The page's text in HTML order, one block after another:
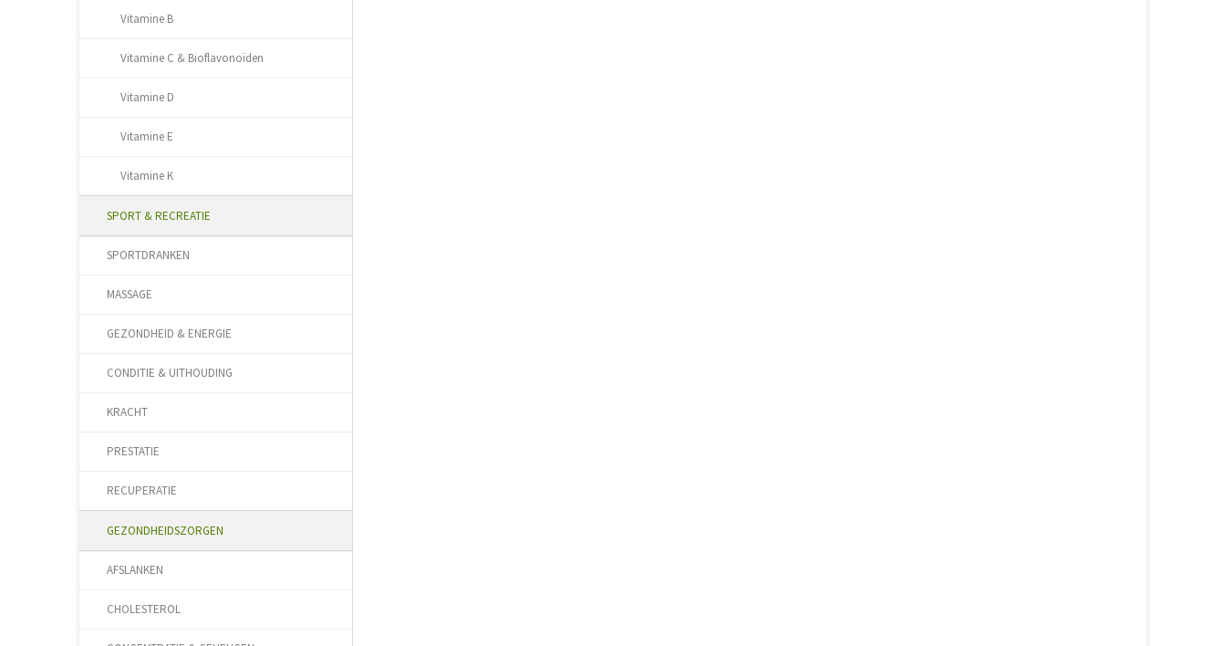
Vitamine B
Vitamine C & Bioflavonoïden
Vitamine D
Vitamine E
Vitamine K
SPORT & RECREATIE
SPORTDRANKEN
MASSAGE
GEZONDHEID & ENERGIE
CONDITIE & UITHOUDING
KRACHT
PRESTATIE
RECUPERATIE
GEZONDHEIDSZORGEN
AFSLANKEN
CHOLESTEROL